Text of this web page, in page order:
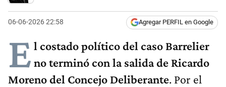
06-06-2026 22:58 Agregar PERFIL en Google
E l costado político del caso Barrelier
no terminó con la salida de Ricardo
Moreno del Concejo Deliberante. Por el